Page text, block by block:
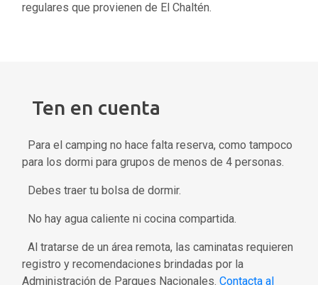
regulares que provienen de El Chaltén.
Ten en cuenta
Para el camping no hace falta reserva, como tampoco
para los dormi para grupos de menos de 4 personas.
Debes traer tu bolsa de dormir.
No hay agua caliente ni cocina compartida.
Al tratarse de un área remota, las caminatas requieren
registro y recomendaciones brindadas por la
Administración de Parques Nacionales. Contacta al